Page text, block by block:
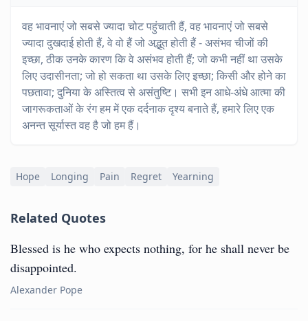
वह भावनाएं जो सबसे ज्यादा चोट पहुंचाती हैं, वह भावनाएं जो सबसे
ज्यादा दुखदाई होती हैं, वे वो हैं जो अद्भूत होती हैं - असंभव चीजों की
इच्छा, ठीक उनके कारण कि वे असंभव होती हैं; जो कभी नहीं था उसके
लिए उदासीनता; जो हो सकता था उसके लिए इच्छा; किसी और होने का
पछतावा; दुनिया के अस्तित्व से असंतुष्टि। सभी इन आधे-अंधे आत्मा की
जागरूकताओं के रंग हम में एक दर्दनाक दृश्य बनाते हैं, हमारे लिए एक
अनन्त सूर्यास्त वह है जो हम हैं।
Hope Longing Pain Regret Yearning
Related Quotes
Blessed is he who expects nothing, for he shall never be
disappointed.
Alexander Pope